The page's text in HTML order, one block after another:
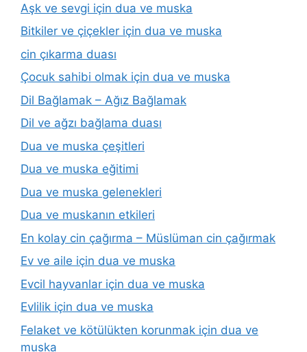
Aşk ve sevgi için dua ve muska
Bitkiler ve çiçekler için dua ve muska
cin çıkarma duası
Çocuk sahibi olmak için dua ve muska
Dil Bağlamak – Ağız Bağlamak
Dil ve ağzı bağlama duası
Dua ve muska çeşitleri
Dua ve muska eğitimi
Dua ve muska gelenekleri
Dua ve muskanın etkileri
En kolay cin çağırma – Müslüman cin çağırmak
Ev ve aile için dua ve muska
Evcil hayvanlar için dua ve muska
Evlilik için dua ve muska
Felaket ve kötülükten korunmak için dua ve
muska